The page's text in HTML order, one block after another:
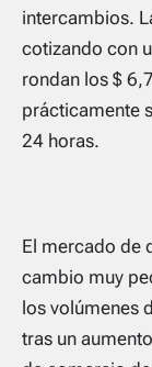
intercambios.
cotizando con
rondan los $
prácticamente
24 horas.
El mercado de
cambio muy
los volúmenes
tras un